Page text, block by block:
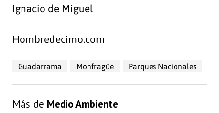
Ignacio de Miguel
Hombredecimo.com
Guadarrama Monfragüe Parques Nacionales
Más de Medio Ambiente